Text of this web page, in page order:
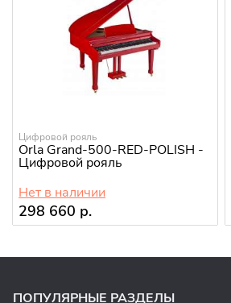
Цифровой рояль
Orla Grand-500-RED-POLISH -
Цифровой рояль
Нет в наличии
298 660 р.
ПОПУЛЯРНЫЕ РАЗДЕЛЫ